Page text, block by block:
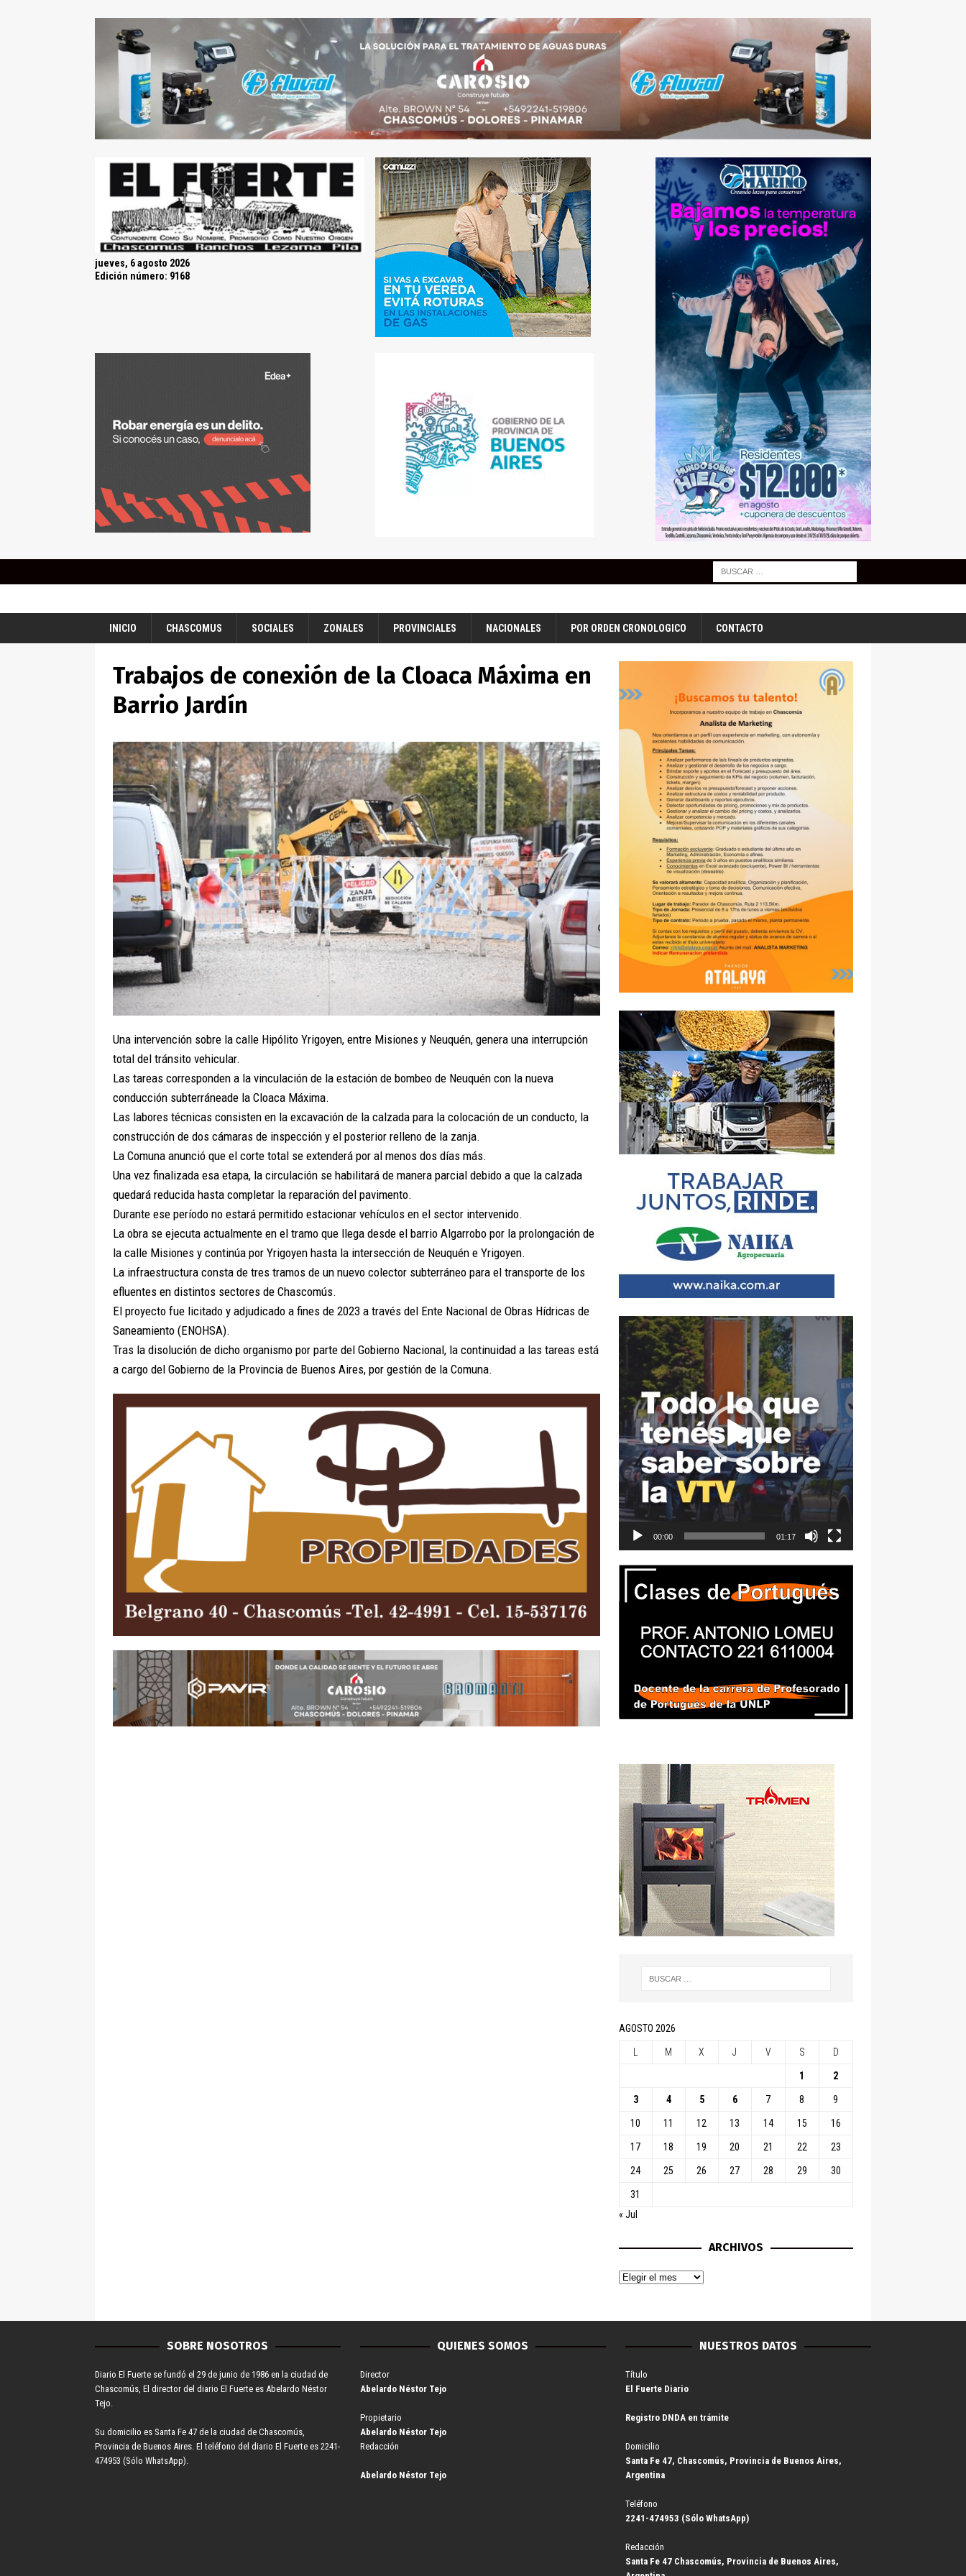
jueves, 6 agosto 2026
Edición número: 9168
INICIO CHASCOMUS SOCIALES ZONALES PROVINCIALES NACIONALES POR ORDEN CRONOLOGICO CONTACTO
Trabajos de conexión de la Cloaca Máxima en
Barrio Jardín
Una intervención sobre la calle Hipólito Yrigoyen, entre Misiones y Neuquén, genera una interrupción
total del tránsito vehicular.
Las tareas corresponden a la vinculación de la estación de bombeo de Neuquén con la nueva
conducción subterráneade la Cloaca Máxima.
Las labores técnicas consisten en la excavación de la calzada para la colocación de un conducto, la
construcción de dos cámaras de inspección y el posterior relleno de la zanja.
La Comuna anunció que el corte total se extenderá por al menos dos días más.
Una vez finalizada esa etapa, la circulación se habilitará de manera parcial debido a que la calzada
quedará reducida hasta completar la reparación del pavimento.
Durante ese período no estará permitido estacionar vehículos en el sector intervenido.
La obra se ejecuta actualmente en el tramo que llega desde el barrio Algarrobo por la prolongación de
la calle Misiones y continúa por Yrigoyen hasta la intersección de Neuquén e Yrigoyen.
La infraestructura consta de tres tramos de un nuevo colector subterráneo para el transporte de los
efluentes en distintos sectores de Chascomús.
El proyecto fue licitado y adjudicado a fines de 2023 a través del Ente Nacional de Obras Hídricas de
Saneamiento (ENOHSA).
Tras la disolución de dicho organismo por parte del Gobierno Nacional, la continuidad a las tareas está
a cargo del Gobierno de la Provincia de Buenos Aires, por gestión de la Comuna.
Reproductor
de
00:00 01:17
AGOSTO 2026
M X J V S D
1 2
3 4 5 6 7 8 9
10 11 12 13 14 15 16
17 18 19 20 21 22 23
24 25 26 27 28 29 30
31
« Jul
ARCHIVOS
SOBRE NOSOTROS
Diario El Fuerte se fundó el 29 de junio de 1986 en la ciudad de
Chascomús, El director del diario El Fuerte es Abelardo Néstor
Tejo.
Su domicilio es Santa Fe 47 de la ciudad de Chascomús,
Provincia de Buenos Aires. El teléfono del diario El Fuerte es 2241-
474953 (Sólo WhatsApp).
QUIENES SOMOS
Director
Abelardo Néstor Tejo
Propietario
Abelardo Néstor Tejo
Redacción
Abelardo Néstor Tejo
NUESTROS DATOS
Título
El Fuerte Diario
Registro DNDA en trámite
Domicilio
Santa Fe 47, Chascomús, Provincia de Buenos Aires,
Argentina
Teléfono
2241-474953 (Sólo WhatsApp)
Redacción
Santa Fe 47 Chascomús, Provincia de Buenos Aires,